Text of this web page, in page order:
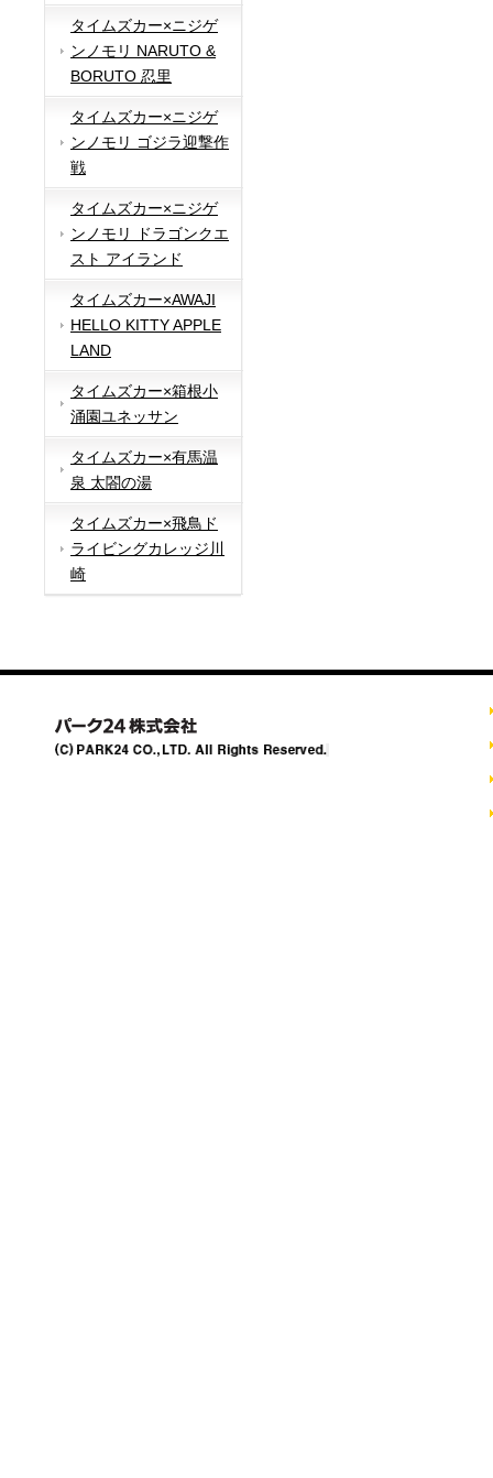
タイムズカー×ニジゲ
ンノモリ NARUTO &
BORUTO 忍里
タイムズカー×ニジゲ
ンノモリ ゴジラ迎撃作
戦
タイムズカー×ニジゲ
ンノモリ ドラゴンクエ
スト アイランド
タイムズカー×AWAJI
HELLO KITTY APPLE
LAND
タイムズカー×箱根小
涌園ユネッサン
タイムズカー×有馬温
泉 太閤の湯
タイムズカー×飛鳥ド
ライビングカレッジ川
崎